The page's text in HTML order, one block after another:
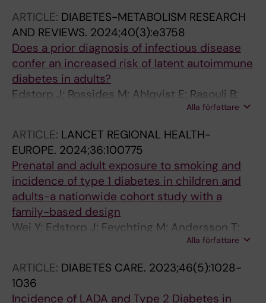
ARTICLE: DIABETES-METABOLISM RESEARCH
AND REVIEWS. 2024;40(3):e3758
Does a prior diagnosis of infectious disease
confer an increased risk of latent autoimmune
diabetes in adults?
Edstorp J; Rossides M; Ahlqvist E; Rasouli B;
Alla författare
ARTICLE: LANCET REGIONAL HEALTH-
EUROPE. 2024;36:100775
Prenatal and adult exposure to smoking and
incidence of type 1 diabetes in children and
adults-a nationwide cohort study with a
family-based design
Wei Y; Edstorp J; Feychting M; Andersson T;
Alla författare
ARTICLE: DIABETES CARE. 2023;46(5):1028-
1036
Incidence of LADA and Type 2 Diabetes in